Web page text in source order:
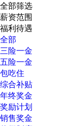
全部筛选
薪资范围
福利待遇
全部
三险一金
五险一金
包吃住
综合补贴
年终奖金
奖励计划
销售奖金